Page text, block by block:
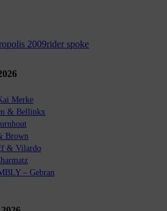
2009rider spoke
Merke
& Bellinkx
Brown
& Vilardo
– Gebran